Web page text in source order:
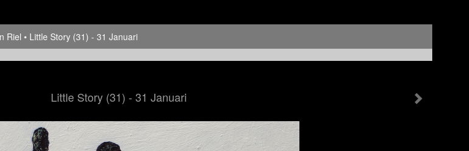
Riel Little Story (31) - 31 Januari
Little Story (31) - 31 Januari